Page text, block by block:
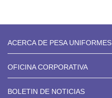
ACERCA DE PESA UNIFORMES
OFICINA CORPORATIVA
BOLETIN DE NOTICIAS